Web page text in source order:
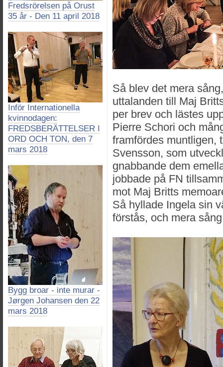
Fredsrörelsen på Orust
35 år - Den 11 april 2018
Inför Internationella
kvinnodagen:
FREDSBERÄTTELSER I
ORD OCH TON, den 7
mars 2018
Bygg broar - inte murar -
Jørgen Johansen den 22
mars 2018
Så blev det mera
uttalanden till Maj
per brev och lästes
Pierre Schori och
framfördes muntligen,
Svensson, som
gnabbande dem
jobbade på FN
mot Maj Britts
Så hyllade Ingela sin
förstås, och mera